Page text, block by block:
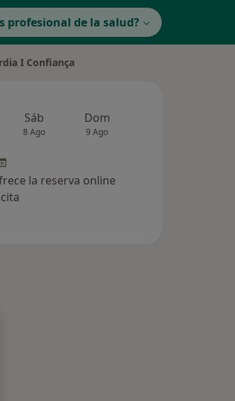
profesional de la salud?
I Confiança
Sáb
8 Ago
Dom
9 Ago
la reserva online